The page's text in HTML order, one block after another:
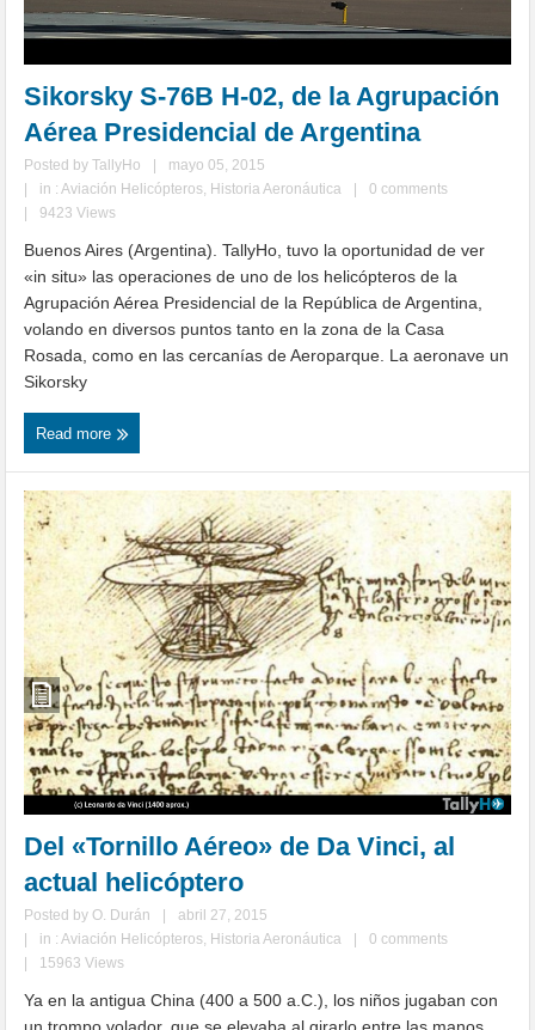
Sikorsky S-76B H-02, de la Agrupación
Aérea Presidencial de Argentina
Posted byTallyHo |
mayo 05, 2015
|
in :Aviación Helicópteros Historia Aeronáutica |
0 comments
|
9423 Views
Buenos Aires (Argentina). TallyHo, tuvo la oportunidad de ver
«in situ» las operaciones de uno de los helicópteros de la
Agrupación Aérea Presidencial de la República de Argentina,
volando en diversos puntos tanto en la zona de la Casa
Rosada, como en las cercanías de Aeroparque. La aeronave un
Sikorsky
Read more
Del «Tornillo Aéreo» de Da Vinci, al
actual helicóptero
Posted byO. Durán
abril 27, 2015
in :Aviación Helicópteros, Historia Aeronáutica
0 comments
15963 Views
Ya en la antigua China (400 a 500 a.C.), los niños jugaban con